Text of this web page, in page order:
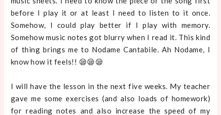
before I play it or at least I need to listen to it once.
Somehow, I could play better if I play with memory.
Somehow music notes got blurry when I read it. This kind
of thing brings me to Nodame Cantabile. Ah Nodame, I
know how it feels!! 😪😪😪
I will have the lesson in the next five weeks. My teacher
gave me some exercises (and also loads of homework)
for reading notes and also increase the speed of my